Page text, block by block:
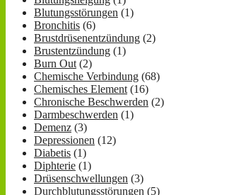
Blutungsstörungen (1)
Bronchitis (6)
Brustdrüsenentzündung (2)
Brustentzündung (1)
Burn Out (2)
Chemische Verbindung (68)
Chemisches Element (16)
Chronische Beschwerden (2)
Darmbeschwerden (1)
Demenz (3)
Depressionen (12)
Diabetis (1)
Diphterie (1)
Drüsenschwellungen (3)
Durchblutungsstörungen (5)